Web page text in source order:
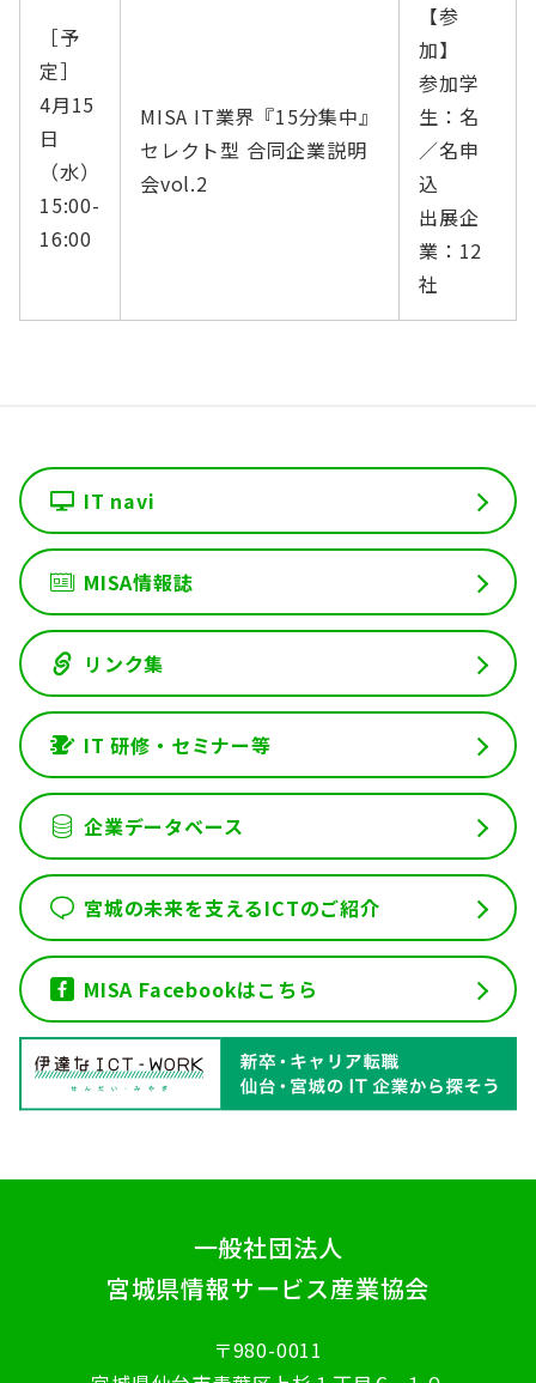
［予
定］
4月15
日
（水）
15:00-
16:00
MISA IT業界『15分集中』
セレクト型 合同企業説明
会vol.2
【参
加】
参加学
生：名
／名申
込
出展企
業：12
社
IT navi
MISA情報誌
リンク集
IT 研修・セミナー等
企業データベース
宮城の未来を支えるICTのご紹介
MISA Facebookはこちら
一般社団法人
宮城県情報サービス産業協会
〒980-0011